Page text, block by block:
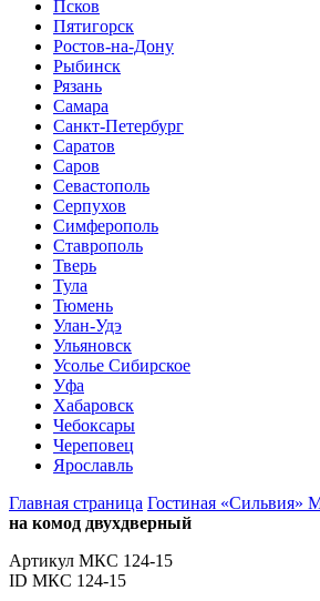
Псков
Пятигорск
Ростов-на-Дону
Рыбинск
Рязань
Самара
Санкт-Петербург
Саратов
Саров
Севастополь
Серпухов
Симферополь
Ставрополь
Тверь
Тула
Тюмень
Улан-Удэ
Ульяновск
Усолье Сибирское
Уфа
Хабаровск
Чебоксары
Череповец
Ярославль
Главная страница Гостиная «Сильвия»
на комод двухдверный
Артикул МКС 124-15
ID МКС 124-15